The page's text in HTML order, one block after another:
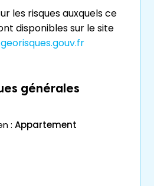
les risques auxquels ce
disponibles sur le site
générales
: appartement